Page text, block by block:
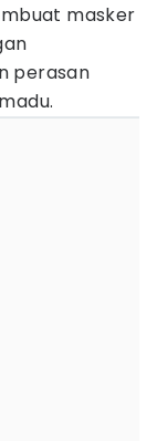
masker
perasan